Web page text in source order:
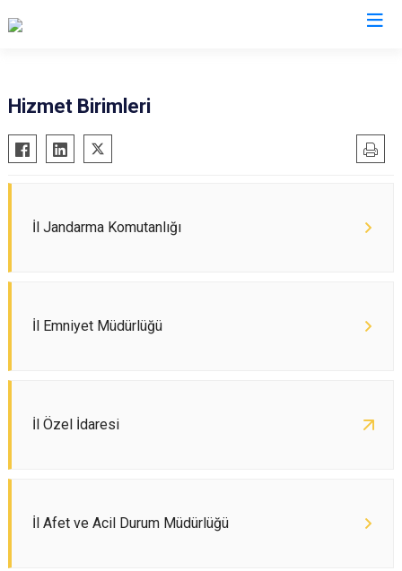
Hizmet Birimleri
İl Jandarma Komutanlığı
İl Emniyet Müdürlüğü
İl Özel İdaresi
İl Afet ve Acil Durum Müdürlüğü